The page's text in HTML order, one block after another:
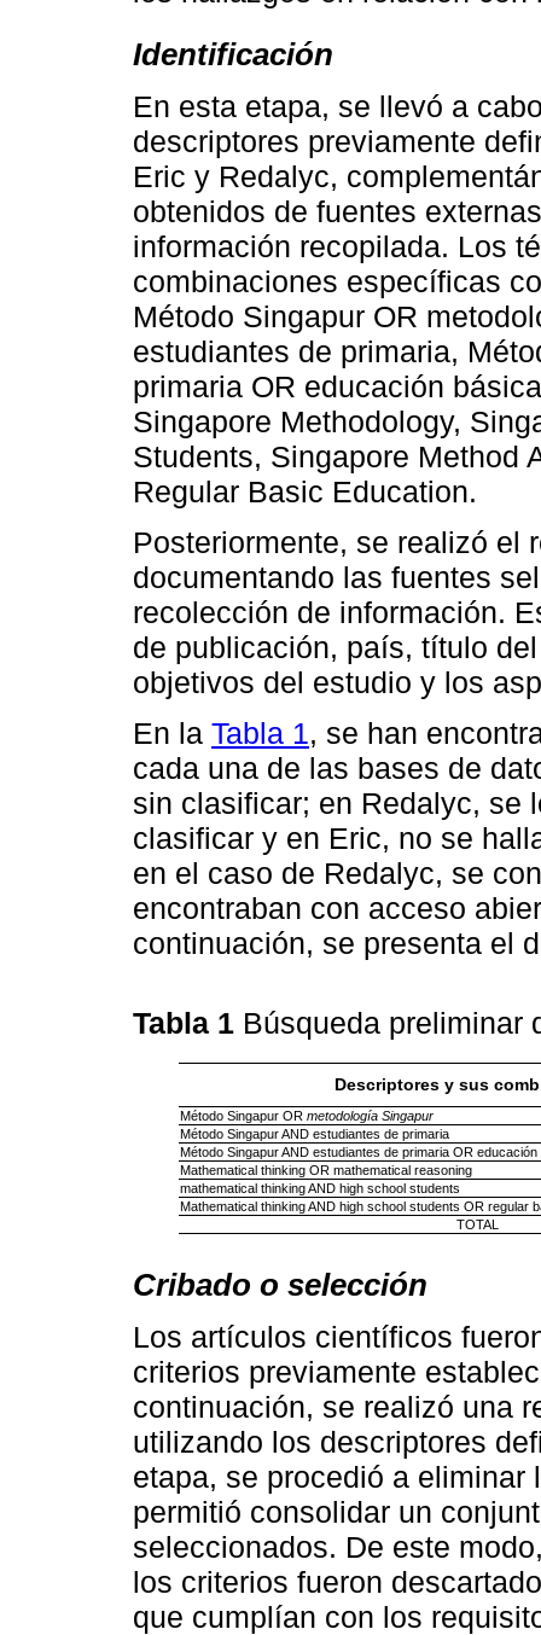
Identificación
En esta etapa, se llevó a
descriptores previamente
Eric y Redalyc,
obtenidos de fuentes
información recopilada. Los
combinaciones específicas
Método Singapur OR
estudiantes de primaria,
primaria OR educación
Singapore Methodology,
Students, Singapore Method
Regular Basic Education.
Posteriormente, se realizó el
documentando las fuentes
recolección de información.
de publicación, país, título
objetivos del estudio y los
En la Tabla 1, se han
cada una de las bases de
sin clasificar; en Redalyc, se
clasificar y en Eric, no se
en el caso de Redalyc, se
encontraban con acceso
continuación, se presenta el
Tabla 1 Búsqueda preliminar
Descriptores y sus
Método Singapur OR metodología Singapur
Método Singapur AND estudiantes de primaria
Método Singapur AND estudiantes de primaria OR educación
Mathematical thinking OR mathematical reasoning
mathematical thinking AND high school students
Mathematical thinking AND high school students OR regular
TOTAL
Cribado o selección
Los artículos científicos
criterios previamente
continuación, se realizó una
utilizando los descriptores
etapa, se procedió a
permitió consolidar un
seleccionados. De este
los criterios fueron
que cumplían con los